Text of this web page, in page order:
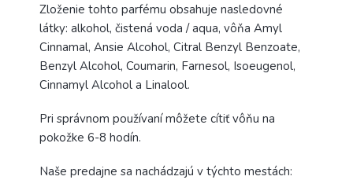
Zloženie tohto parfému obsahuje nasledovné
látky: alkohol, čistená voda / aqua, vôňa Amyl
Cinnamal, Ansie Alcohol, Citral Benzyl Benzoate,
Benzyl Alcohol, Coumarin, Farnesol, Isoeugenol,
Cinnamyl Alcohol a Linalool.
Pri správnom používaní môžete cítiť vôňu na
pokožke 6-8 hodín.
Naše predajne sa nachádzajú v týchto mestách: